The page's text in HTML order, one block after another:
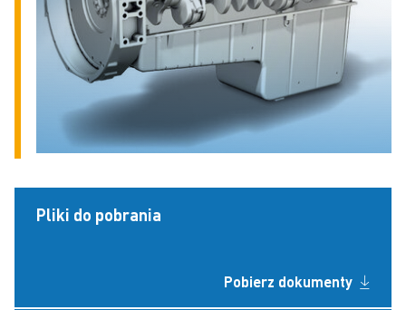
Pliki do pobrania
Pobierz dokumenty